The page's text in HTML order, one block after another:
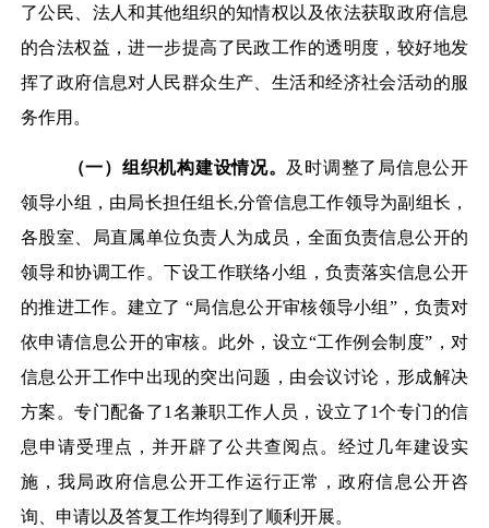
了公民、法人和其他组织的知情权以及依法获取政府信息
的合法权益，进一步提高了民政工作的透明度，较好地发
挥了政府信息对人民群众生产、生活和经济社会活动的服
务作用。
（一）组织机构建设情况。 及时调整了局信息公开
领导小组，由局长担任组长,分管信息工作领导为副组长，
各股室、局直属单位负责人为成员，全面负责信息公开的
领导和协调工作。下设工作联络小组，负责落实信息公开
的推进工作。建立了 “局信息公开审核领导小组”，负责对
依申请信息公开的审核。此外，设立“工作例会制度”，对
信息公开工作中出现的突出问题，由会议讨论，形成解决
方案。专门配备了1名兼职工作人员，设立了1个专门的信
息申请受理点，并开辟了公共查阅点。经过几年建设实
施，我局政府信息公开工作运行正常，政府信息公开咨
询、申请以及答复工作均得到了顺利开展。